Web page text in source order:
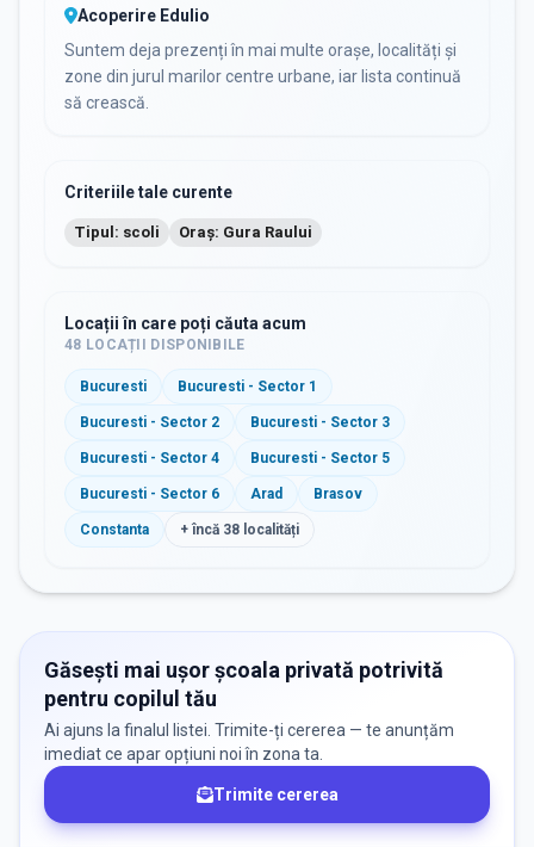
Acoperire Edulio
Suntem deja prezenți în mai multe orașe, localități și
zone din jurul marilor centre urbane, iar lista continuă
să crească.
Criteriile tale curente
Tipul: scoli Oraș: Gura Raului
Locații în care poți căuta acum
48 LOCAȚII DISPONIBILE
Bucuresti Bucuresti - Sector 1
Bucuresti - Sector 2 Bucuresti - Sector 3
Bucuresti - Sector 4 Bucuresti - Sector 5
Bucuresti - Sector 6 Arad Brasov
Constanta + încă 38 localități
Găsești mai ușor școala privată potrivită
pentru copilul tău
Ai ajuns la finalul listei. Trimite-ți cererea — te anunțăm
imediat ce apar opțiuni noi în zona ta.
Trimite cererea